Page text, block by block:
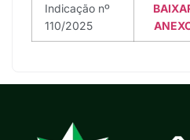
Indicação nº
110/2025